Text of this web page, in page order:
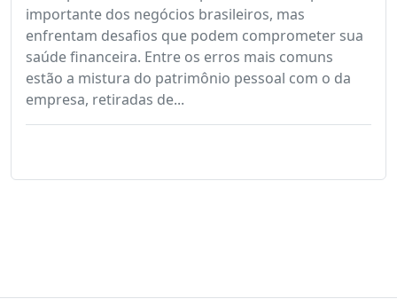
importante dos negócios brasileiros, mas
enfrentam desafios que podem comprometer sua
saúde financeira. Entre os erros mais comuns
estão a mistura do patrimônio pessoal com o da
empresa, retiradas de...